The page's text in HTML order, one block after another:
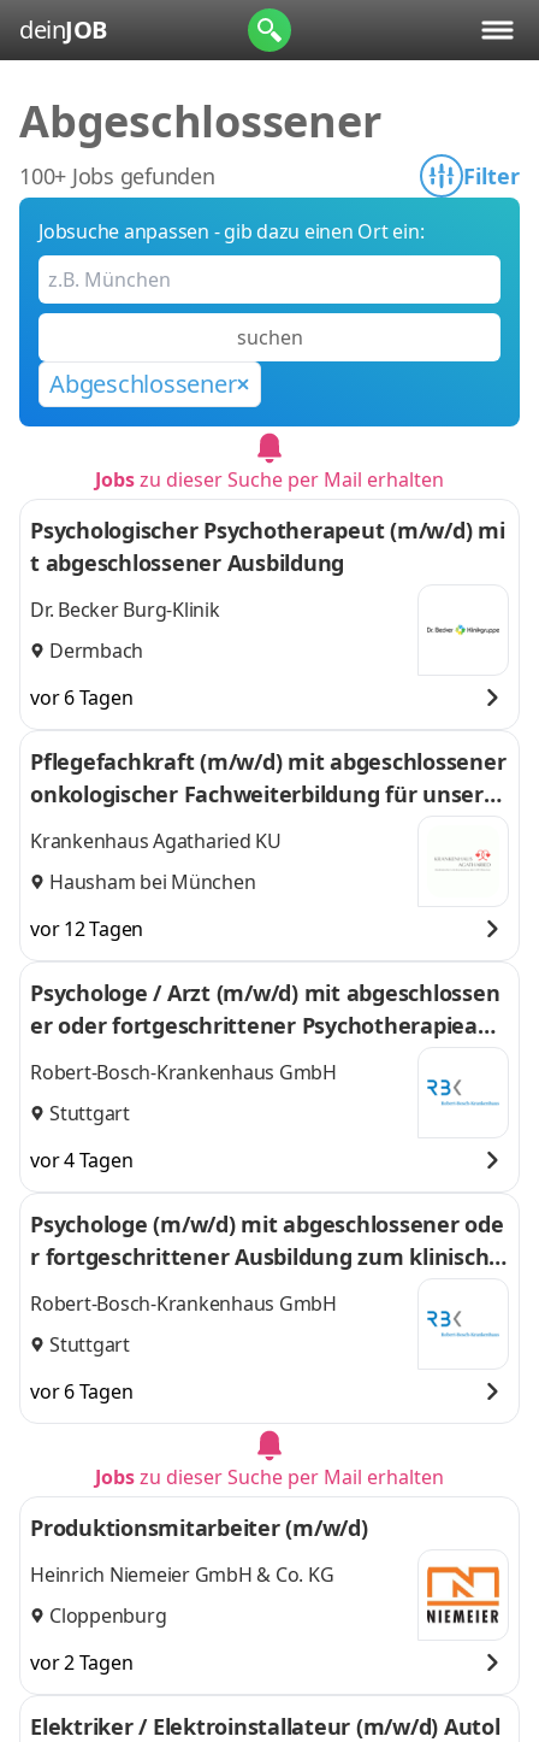
deinJOB
Abgeschlossener
100+ Jobs gefunden Filter
Jobsuche anpassen - gib dazu einen Ort ein:
suchen
Abgeschlossener
Jobszu dieser Suche per Mail erhalten
Psychologischer Psychotherapeut (m/w/d) mi
t abgeschlossener Ausbildung
Dr. Becker Burg-Klinik
Dermbach
vor 6 Tagen
Pflegefachkraft (m/w/d) mit abgeschlossener
onkologischer Fachweiterbildung für unsere
Gynäkologie
Krankenhaus Agatharied KU
Hausham bei München
vor 12 Tagen
Psychologe / Arzt (m/w/d) mit abgeschlossen
er oder fortgeschrittener Psychotherapieaus
bildung
Robert-Bosch-Krankenhaus GmbH
Stuttgart
vor 4 Tagen
Psychologe (m/w/d) mit abgeschlossener ode
r fortgeschrittener Ausbildung zum klinische
n Neuropsychologe (GNP) in Teilzeit (80%)
Robert-Bosch-Krankenhaus GmbH
Stuttgart
vor 6 Tagen
Jobszu dieser Suche per Mail erhalten
Produktionsmitarbeiter (m/w/d)
Heinrich Niemeier GmbH & Co. KG
Cloppenburg
vor 2 Tagen
Elektriker / Elektroinstallateur (m/w/d) Autol